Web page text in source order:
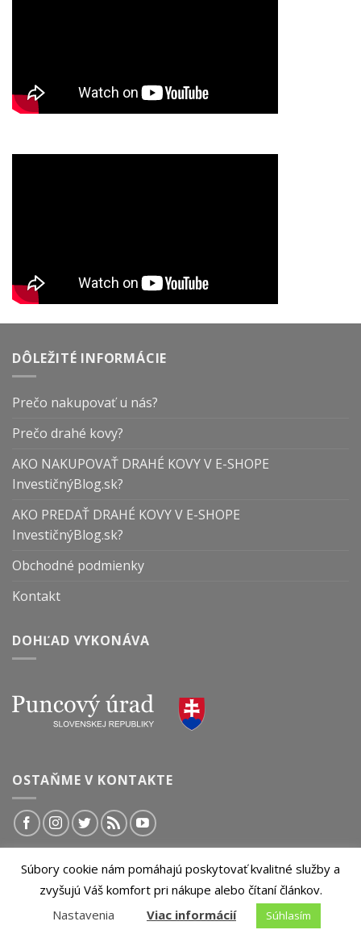
DÔLEŽITÉ INFORMÁCIE
Prečo nakupovať u nás?
Prečo drahé kovy?
AKO NAKUPOVAŤ DRAHÉ KOVY V E-SHOPE
InvestičnýBlog.sk?
AKO PREDAŤ DRAHÉ KOVY V E-SHOPE
InvestičnýBlog.sk?
Obchodné podmienky
Kontakt
DOHĽAD VYKONÁVA
OSTAŇME V KONTAKTE
© 2026 InvestičnýBlog.sk | Všetky práva vyhradené.
Akékoľvek kopírovanie obsahu tejto stránky je bez
predchádzajúceho súhlasu zakázané.
Súbory cookie nám pomáhajú poskytovať kvalitné služby a
zvyšujú Váš komfort pri nákupe alebo čítaní článkov.
Nastavenia
Viac informácií Súhlasím